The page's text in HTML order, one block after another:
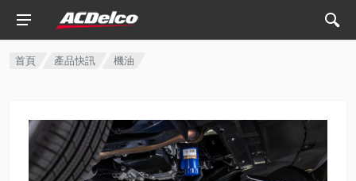
首頁 產品快訊 機油